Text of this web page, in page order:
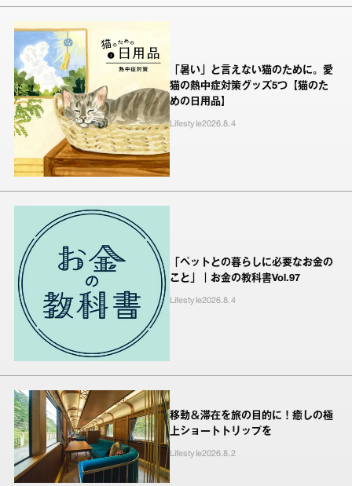
「暑い」と言えない猫のために。愛
猫の熱中症対策グッズ5つ【猫のた
めの日用品】
Lifestyle2026.8.4
「ペットとの暮らしに必要なお金の
こと」｜お金の教科書Vol.97
Lifestyle2026.8.4
移動＆滞在を旅の目的に！癒しの極
上ショートトリップを
Lifestyle2026.8.2